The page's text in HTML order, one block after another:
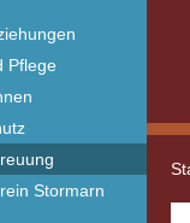
Pflege
Stormarn